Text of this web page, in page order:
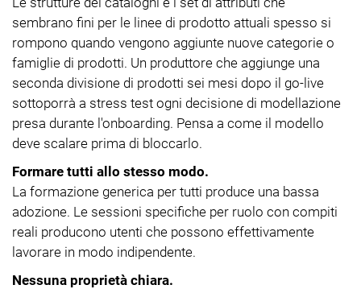
sembrano fini per le linee di prodotto attuali spesso si
rompono quando vengono aggiunte nuove categorie o
famiglie di prodotti. Un produttore che aggiunge una
seconda divisione di prodotti sei mesi dopo il go-live
sottoporrà a stress test ogni decisione di modellazione
presa durante l'onboarding. Pensa a come il modello
deve scalare prima di bloccarlo.
Formare tutti allo stesso modo.
La formazione generica per tutti produce una bassa
adozione. Le sessioni specifiche per ruolo con compiti
reali producono utenti che possono effettivamente
lavorare in modo indipendente.
Nessuna proprietà chiara.